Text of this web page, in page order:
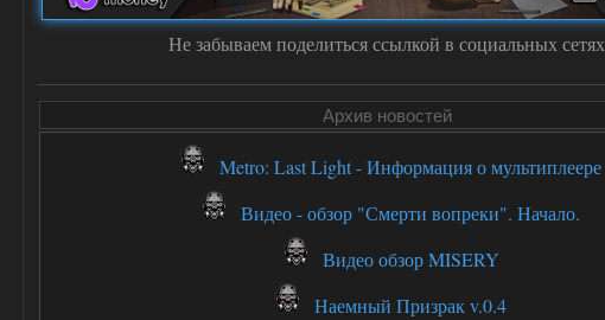
Не забываем поделиться ссылкой в социальных сетях
Архив новостей
Metro: Last Light - Информация о мультиплеере
Видео - обзор "Смерти вопреки". Начало.
Видео обзор MISERY
Наемный Призрак v.0.4